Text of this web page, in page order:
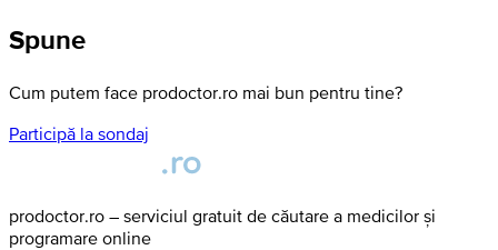
Spune
Cum putem face prodoctor.ro mai bun pentru tine?
Participă la sondaj
prodoctor.ro – serviciul gratuit de căutare a medicilor și
programare online